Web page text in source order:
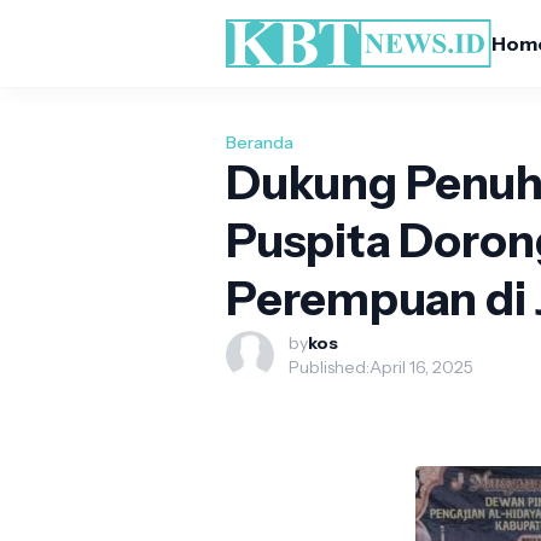
Beranda
Dukung
Puspita
Perempuan
bykos
Published:April 16, 2025